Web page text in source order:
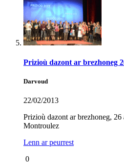
Prizioù dazont ar brezhoneg
Darvoud
22/02/2013
Prizioù dazont ar brezhoneg,
Montroulez
Lenn ar peurrest
0